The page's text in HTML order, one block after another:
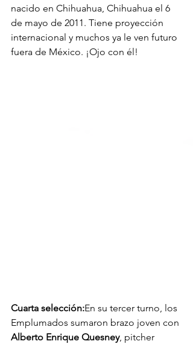
nacido en Chihuahua, Chihuahua el 6
de mayo de 2011. Tiene proyección
internacional y muchos ya le ven futuro
fuera de México. ¡Ojo con él!
Cuarta selección:En su tercer turno, los
Emplumados sumaron brazo joven con
Alberto Enrique Quesney, pitcher